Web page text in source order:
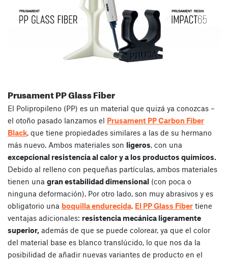
Prusament PP Glass Fiber
El Polipropileno (PP) es un material que quizá ya conozcas –
el otoño pasado lanzamos el Prusament PP Carbon Fiber
Black, que tiene propiedades similares a las de su hermano
más nuevo. Ambos materiales son ligeros, con una
excepcional resistencia al calor y a los productos químicos.
Debido al relleno con pequeñas partículas, ambos materiales
tienen una gran estabilidad dimensional (con poca o
ninguna deformación). Por otro lado, son muy abrasivos y es
obligatorio una boquilla endurecida. El PP Glass Fiber tiene
ventajas adicionales: resistencia mecánica ligeramente
superior, además de que se puede colorear, ya que el color
del material base es blanco translúcido, lo que nos da la
posibilidad de añadir nuevas variantes de producto en el